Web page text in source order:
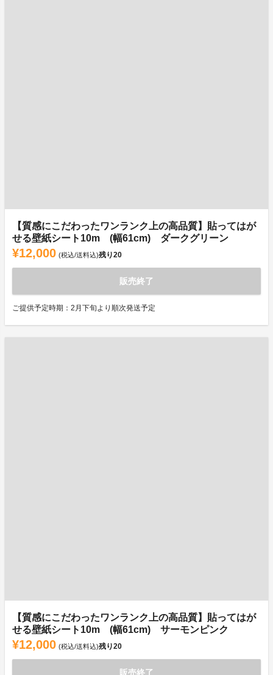
【質感にこだわったワンランク上の高品質】貼ってはが
せる壁紙シート10m (幅61cm) ダークグリーン
¥12,000 (税込/送料込)残り20
販売終了
ご提供予定時期：2月下旬より順次発送予定
【質感にこだわったワンランク上の高品質】貼ってはが
せる壁紙シート10m (幅61cm) サーモンピンク
¥12,000 (税込/送料込)残り20
販売終了